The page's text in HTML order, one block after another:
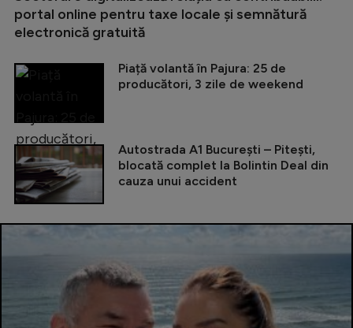
portal online pentru taxe locale și semnătură
electronică gratuită
Piață volantă în Pajura: 25 de
producători, 3 zile de weekend
Autostrada A1 București – Pitești,
blocată complet la Bolintin Deal din
cauza unui accident